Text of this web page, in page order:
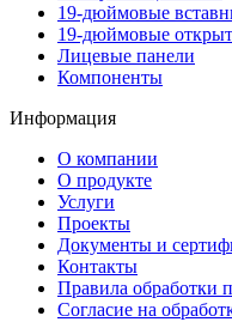
19-дюймовые
19-дюймовые
Лицевые панели
Компоненты
Информация
О компании
О продукте
Услуги
Проекты
Документы и
Контакты
Правила обработки
Согласие на